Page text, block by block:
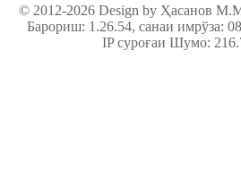
© 2012-2026 Design by Ҳасанов
Барориш: 1.26.54, санаи имрўза:
IP суроғаи Шумо: